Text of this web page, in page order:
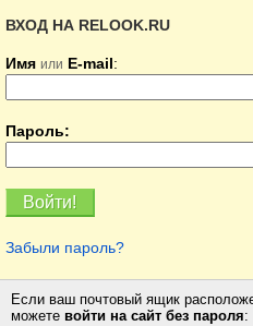
ВХОД НА RELOOK.RU
Имя или E-mail:
Пароль:
Забыли пароль?
Если ваш почтовый ящик
можете войти на сайт без пароля: